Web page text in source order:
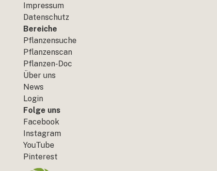
Impressum
Datenschutz
Bereiche
Pflanzensuche
Pflanzenscan
Pflanzen-Doc
Über uns
News
Login
Folge uns
Facebook
Instagram
YouTube
Pinterest